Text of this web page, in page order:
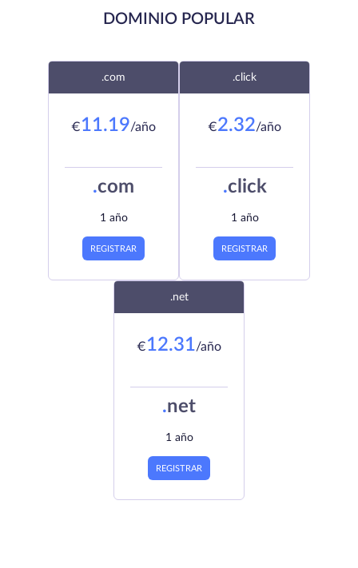
DOMINIO POPULAR
.com
€11.19/año
.com
1 año
REGISTRAR
.click
€2.32/año
.click
1 año
REGISTRAR
.net
€12.31/año
.net
1 año
REGISTRAR